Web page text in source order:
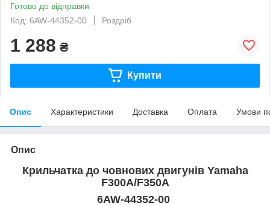
Готово до відправки
Код: 6AW-44352-00
Роздріб
1 288 ₴
Купити
Опис Характеристики Доставка Оплата Умови
Опис
Крильчатка до човнових двигунів Yamaha
F300A/F350A
6AW-44352-00